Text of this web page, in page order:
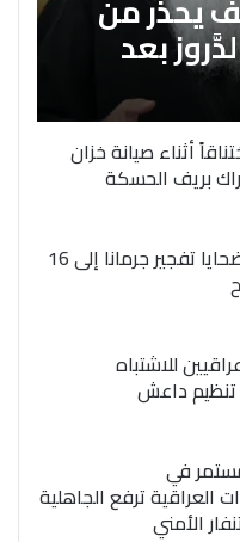
بعد
أثناء صيانة خزان
بريف الحسكة
ارتفاع حصيلة ضحايا تفجير جرمانا إلى 16
للاشتباه
تنظيم داعش
في
العراقية ترفع الجاهلية
الأمني